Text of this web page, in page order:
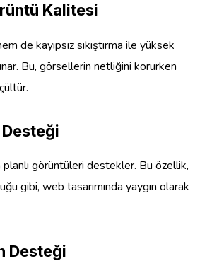
Kalitesi
de kayıpsız sıkıştırma ile yüksek
Bu, görsellerin netliğini korurken
görüntüleri destekler. Bu özellik,
gibi, web tasarımında yaygın olarak
Desteği